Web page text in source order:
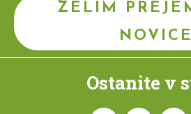
ŽELIM
NOVICE
Ostanite v